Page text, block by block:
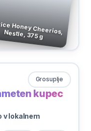
Žitarice Honey Cheerios, Nestle, 375 g
Grosuplje
kupec
v lokalnem